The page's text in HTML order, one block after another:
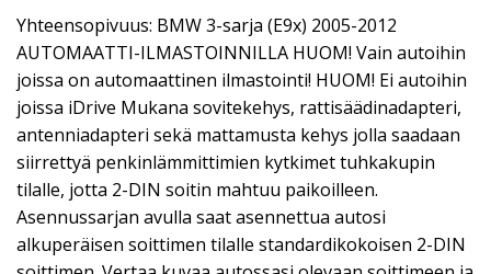
Yhteensopivuus: BMW 3-sarja (E9x) 2005-2012
AUTOMAATTI-ILMASTOINNILLA HUOM! Vain autoihin
joissa on automaattinen ilmastointi! HUOM! Ei autoihin
joissa iDrive Mukana sovitekehys, rattisäädinadapteri,
antenniadapteri sekä mattamusta kehys jolla saadaan
siirrettyä penkinlämmittimien kytkimet tuhkakupin
tilalle, jotta 2-DIN soitin mahtuu paikoilleen.
Asennussarjan avulla saat asennettua autosi
alkuperäisen soittimen tilalle standardikokoisen 2-DIN